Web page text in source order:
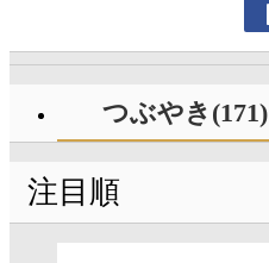
つぶやき(171)
注目順